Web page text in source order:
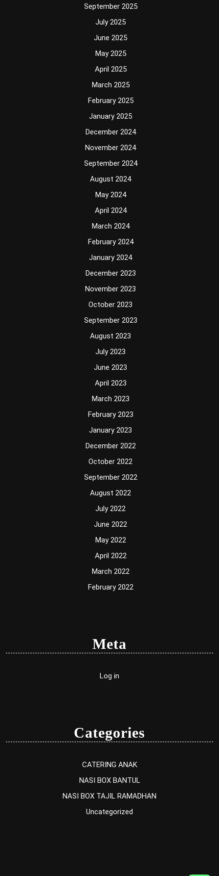
September 2025
July 2025
June 2025
May 2025
April 2025
March 2025
February 2025
January 2025
December 2024
November 2024
September 2024
August 2024
May 2024
April 2024
March 2024
February 2024
January 2024
December 2023
November 2023
October 2023
September 2023
August 2023
July 2023
June 2023
April 2023
March 2023
February 2023
January 2023
December 2022
October 2022
September 2022
August 2022
July 2022
June 2022
May 2022
April 2022
March 2022
February 2022
Meta
Log in
Categories
CATERING ANAK
NASI BOX BANTUL
NASI BOX TAJIL RAMADHAN
Uncategorized